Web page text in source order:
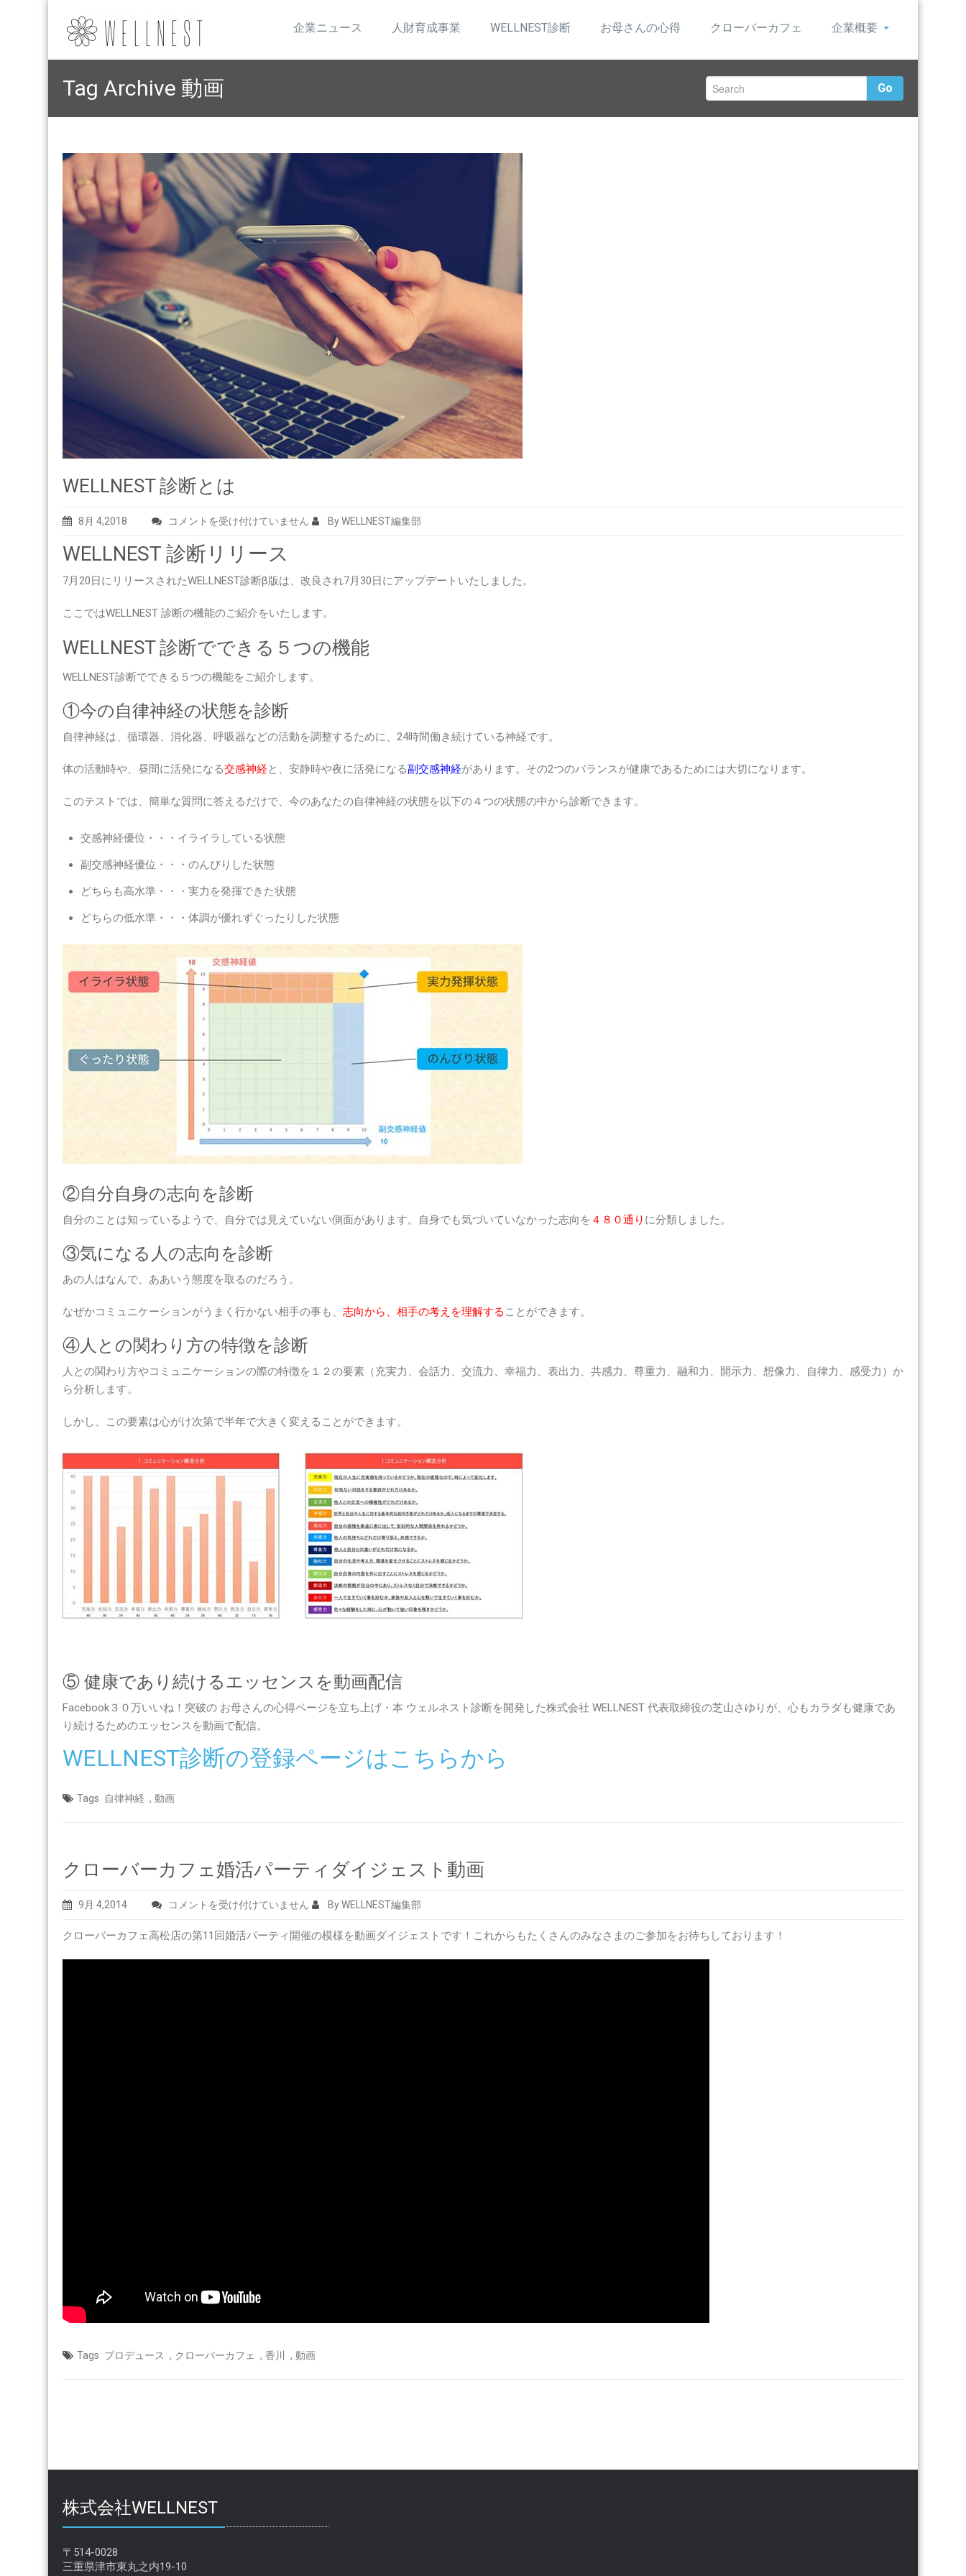
企業ニュース 人財育成事業 WELLNEST診断 お母さんの心得 クローバーカフェ 企業概要
Tag Archive 動画 Go
WELLNEST 診断とは
8月 4,2018
WELLNEST
断
と
は
コメントを受け付けていません By WELLNEST編集部
WELLNEST 診断リリース
7月20日にリリースされたWELLNEST診断β版は、改良され7月30日にアップデートいたしました。
ここではWELLNEST 診断の機能のご紹介をいたします。
WELLNEST 診断でできる５つの機能
WELLNEST診断でできる５つの機能をご紹介します。
①今の自律神経の状態を診断
自律神経は、循環器、消化器、呼吸器などの活動を調整するために、24時間働き続けている神経です。
体の活動時や、昼間に活発になる交感神経と、安静時や夜に活発になる副交感神経があります。その2つのバランスが健康であるためには大切になります。
このテストでは、簡単な質問に答えるだけで、今のあなたの自律神経の状態を以下の４つの状態の中から診断できます。
交感神経優位・・・イライラしている状態
副交感神経優位・・・のんびりした状態
どちらも高水準・・・実力を発揮できた状態
どちらの低水準・・・体調が優れずぐったりした状態
②自分自身の志向を診断
自分のことは知っているようで、自分では見えていない側面があります。自身でも気づいていなかった志向を ４８０通り に分類しました。
③気になる人の志向を診断
あの人はなんで、ああいう態度を取るのだろう。
なぜかコミュニケーションがうまく行かない相手の事も、 志向から、相手の考えを理解する ことができます。
④人との関わり方の特徴を診断
人との関わり方やコミュニケーションの際の特徴を１２の要素（充実力、会話力、交流力、幸福力、表出力、共感力、尊重力、融和力、開示力、想像力、自律力、感受力）か
ら分析します。
しかし、この要素は心がけ次第で半年で大きく変えることができます。
⑤ 健康であり続けるエッセンスを動画配信
Facebook ３０万いいね！突破の お母さんの心得ページを立ち上げ・本 ウェルネスト診断を開発した株式会社 WELLNEST 代表取締役の芝山さゆりが、心もカラダも健康であ
り続けるためのエッセンスを動画で配信。
WELLNEST診断の登録ページはこちらから
Tags 自律神経 , 動画
クローバーカフェ婚活パーティダイジェスト動画
9月 4,2014
ク
ー
バ
は
コメントを受け付けていません By WELLNEST編集部
クローバーカフェ高松店の第11回婚活パーティ開催の模様を動画ダイジェストです！これからもたくさんのみなさまのご参加をお待ちしております！
Tags プロデュース , クローバーカフェ , 香川 , 動画
株式会社WELLNEST
〒514-0028
三重県津市東丸之内19-10